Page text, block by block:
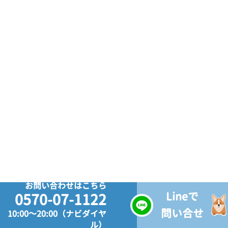
お問い合わせはこちら
0570-07-1122
10:00～20:00（ナビダイヤ
ル）
Lineで
問い合せ